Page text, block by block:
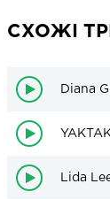
СХОЖІ
Diana
Lida